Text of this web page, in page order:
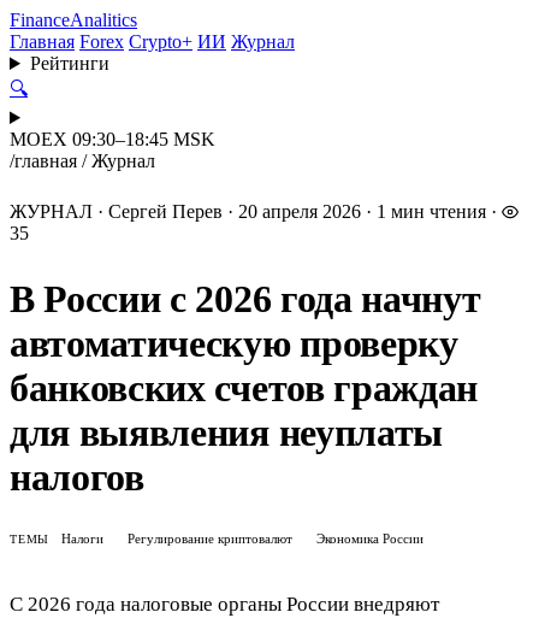
FinanceAnalitics
Главная Forex Crypto+ ИИ Журнал
Рейтинги
🔍
MOEX 09:30–18:45 MSK
/главная / Журнал
ЖУРНАЛ · Сергей Перев · 20 апреля 2026 · 1 мин чтения ·
35
В России с 2026 года начнут
автоматическую проверку
банковских счетов граждан
для выявления неуплаты
налогов
ТЕМЫ Налоги Регулирование криптовалют Экономика России
С 2026 года налоговые органы России внедряют